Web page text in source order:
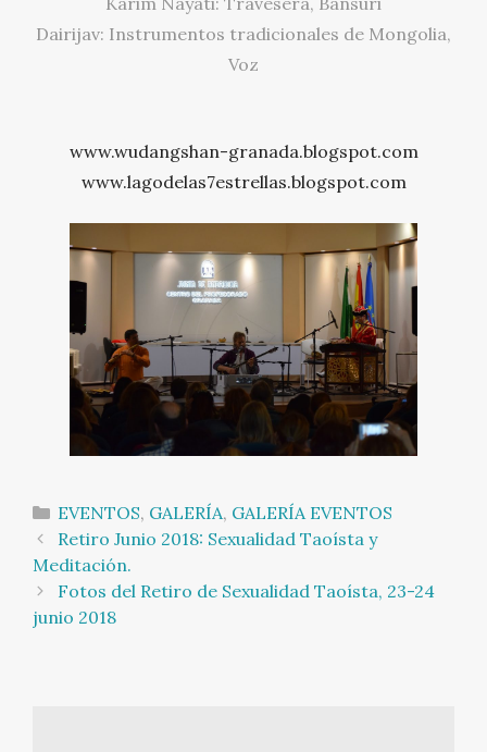
Dairijav: Instrumentos tradicionales de Mongolia,
Voz
www.wudangshan-granada.blogspot.com
www.lagodelas7estrellas.blogspot.com
Categorías
EVENTOS, GALERÍA, GALERÍA EVENTOS
Navegación
de
entradas
Retiro Junio 2018: Sexualidad Taoísta y
Meditación.
Fotos del Retiro de Sexualidad Taoísta, 23-24
junio 2018